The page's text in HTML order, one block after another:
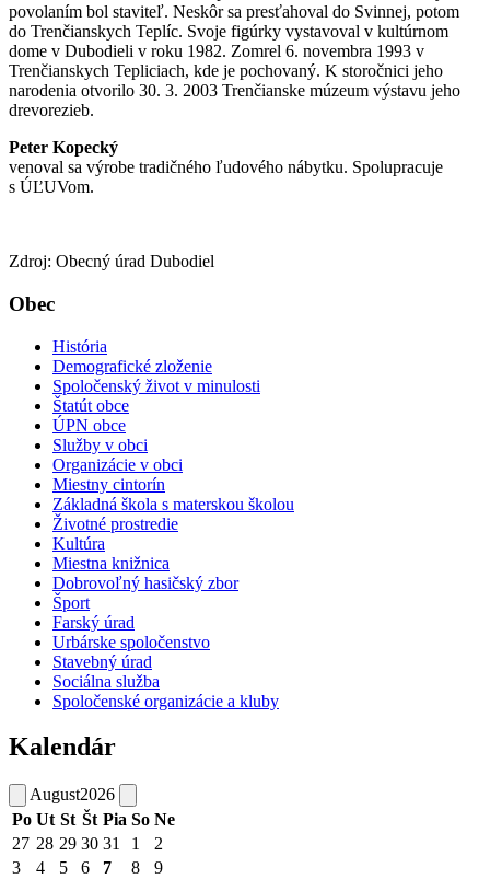
povolaním bol staviteľ. Neskôr sa presťahoval do Svinnej, potom
do Trenčianskych Teplíc. Svoje figúrky vystavoval v kultúrnom
dome v Dubodieli v roku 1982. Zomrel 6. novembra 1993 v
Trenčianskych Tepliciach, kde je pochovaný. K storočnici jeho
narodenia otvorilo 30. 3. 2003 Trenčianske múzeum výstavu jeho
drevorezieb.
Peter Kopecký
venoval sa výrobe tradičného ľudového nábytku. Spolupracuje
s ÚĽUVom.
Zdroj: Obecný úrad Dubodiel
Obec
História
Demografické zloženie
Spoločenský život v minulosti
Štatút obce
ÚPN obce
Služby v obci
Organizácie v obci
Miestny cintorín
Základná škola s materskou školou
Životné prostredie
Kultúra
Miestna knižnica
Dobrovoľný hasičský zbor
Šport
Farský úrad
Urbárske spoločenstvo
Stavebný úrad
Sociálna služba
Spoločenské organizácie a kluby
Kalendár
August2026
Po Ut St Št Pia So Ne
27 28 29 30 31 1
2
3
4 5 6 7 8
9